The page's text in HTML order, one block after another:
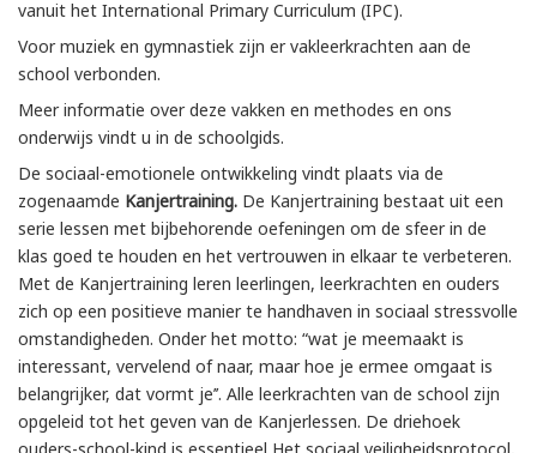
vanuit het International Primary Curriculum (IPC).
Voor muziek en gymnastiek zijn er vakleerkrachten aan de
school verbonden.
Meer informatie over deze vakken en methodes en ons
onderwijs vindt u in de schoolgids.
De sociaal-emotionele ontwikkeling vindt plaats via de
zogenaamde Kanjertraining. De Kanjertraining bestaat uit een
serie lessen met bijbehorende oefeningen om de sfeer in de
klas goed te houden en het vertrouwen in elkaar te verbeteren.
Met de Kanjertraining leren leerlingen, leerkrachten en ouders
zich op een positieve manier te handhaven in sociaal stressvolle
omstandigheden. Onder het motto: “wat je meemaakt is
interessant, vervelend of naar, maar hoe je ermee omgaat is
belangrijker, dat vormt je’’. Alle leerkrachten van de school zijn
opgeleid tot het geven van de Kanjerlessen. De driehoek